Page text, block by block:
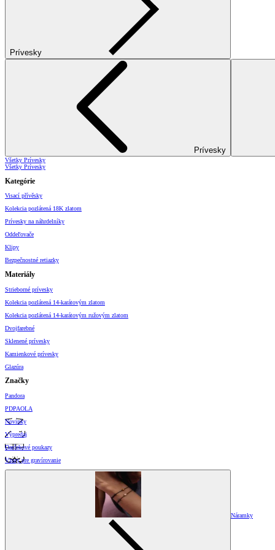
Prívesky
Prívesky
Všetky Prívesky
Všetky Prívesky
Kategórie
Visací přívěsky
Kolekcia pozlátená 18K zlatom
Prívesky na náhrdelníky
Oddeľovače
Klipy
Bezpečnostné retiazky
Materiály
Strieborné prívesky
Kolekcia pozlátená 14-karátovým zlatom
Kolekcia pozlátená 14-karátovým ružovým zlatom
Dvojfarebné
Sklenené prívesky
Kamienkové prívesky
Glazúra
Značky
Pandora
PDPAOLA
Novinky
Výpredaj
Darčekové poukazy
Vzory pre gravírovanie
Náramky